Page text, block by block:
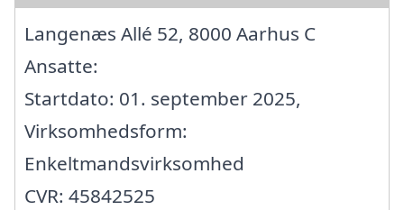
Langenæs Allé 52, 8000 Aarhus C
Ansatte:
Startdato: 01. september 2025,
Virksomhedsform:
Enkeltmandsvirksomhed
CVR: 45842525